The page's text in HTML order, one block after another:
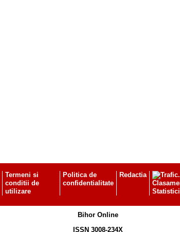
Termeni si
conditii de
utilizare
Politica de
confidentialitate
Redactia
Bihor Online
ISSN 3008-234X